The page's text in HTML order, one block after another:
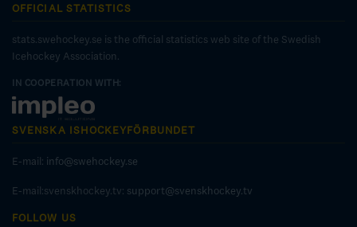
OFFICIAL STATISTICS
stats.swehockey.se is the official statistics web site of the Swedish
Icehockey Association.
IN COOPERATION WITH:
SVENSKA ISHOCKEYFÖRBUNDET
E-mail: info@swehockey.se
E-mail:svenskhockey.tv: support@svenskhockey.tv
FOLLOW US